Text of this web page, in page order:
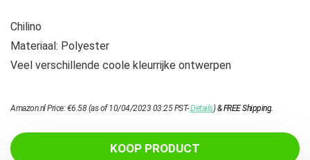
Chilino
Materiaal: Polyester
Veel verschillende coole kleurrijke ontwerpen
Amazon.nl Price:€6.58(as of 10/04/2023 03:25 PST-Details)&FREE Shipping.
KOOP PRODUCT